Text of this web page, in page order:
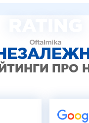
СІТКІВКИ
ПРО